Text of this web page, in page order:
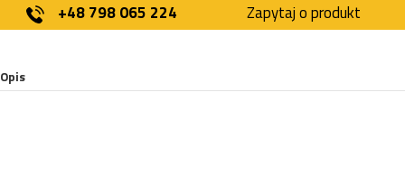
+48 798 065 224
Zapytaj o produkt
Opis